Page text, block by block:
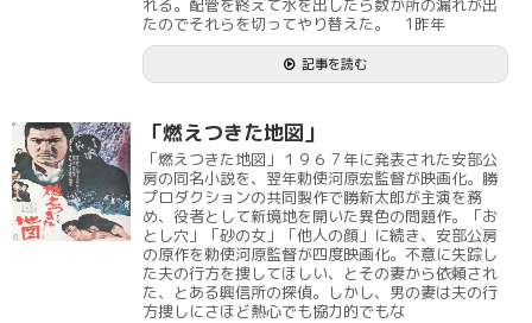
れる。配管を終えて水を出したら数か所の漏れが出
たのでそれらを切ってやり替えた。 1昨年
記事を読む
「燃えつきた地図」
「燃えつきた地図」１９６７年に発表された安部公
房の同名小説を、翌年勅使河原宏監督が映画化。勝
プロダクションの共同製作で勝新太郎が主演を務
め、役者として新境地を開いた異色の問題作。「お
とし穴」「砂の女」「他人の顔」に続き、安部公房
の原作を勅使河原監督が四度映画化。不意に失踪し
た夫の行方を捜してほしい、とその妻から依頼され
た、とある興信所の探偵。しかし、男の妻は夫の行
方捜しにさほど熱心でも協力的でもな